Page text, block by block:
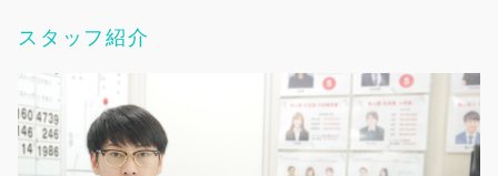
スタッフ紹介